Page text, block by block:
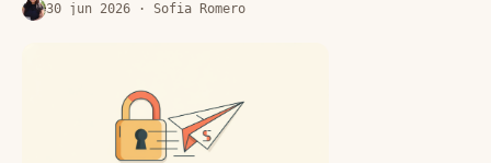
30 jun 2026 · Sofia Romero